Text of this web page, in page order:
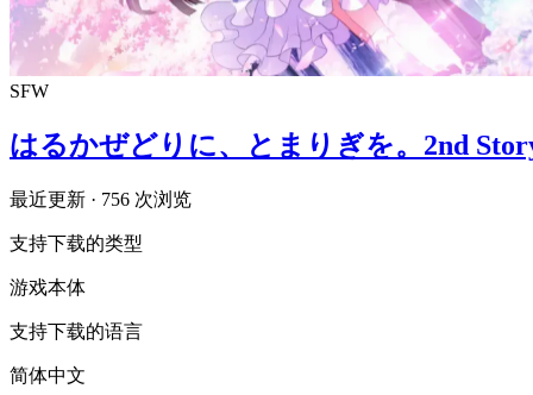
SFW
はるかぜどりに、とまりぎを。2nd
最近更新 · 756 次浏览
支持下载的类型
游戏本体
支持下载的语言
简体中文